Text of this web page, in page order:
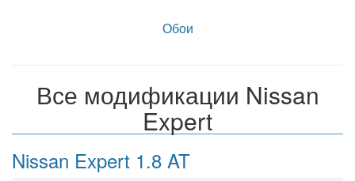
Обои
Все модификации Nissan
Expert
Nissan Expert 1.8 AT